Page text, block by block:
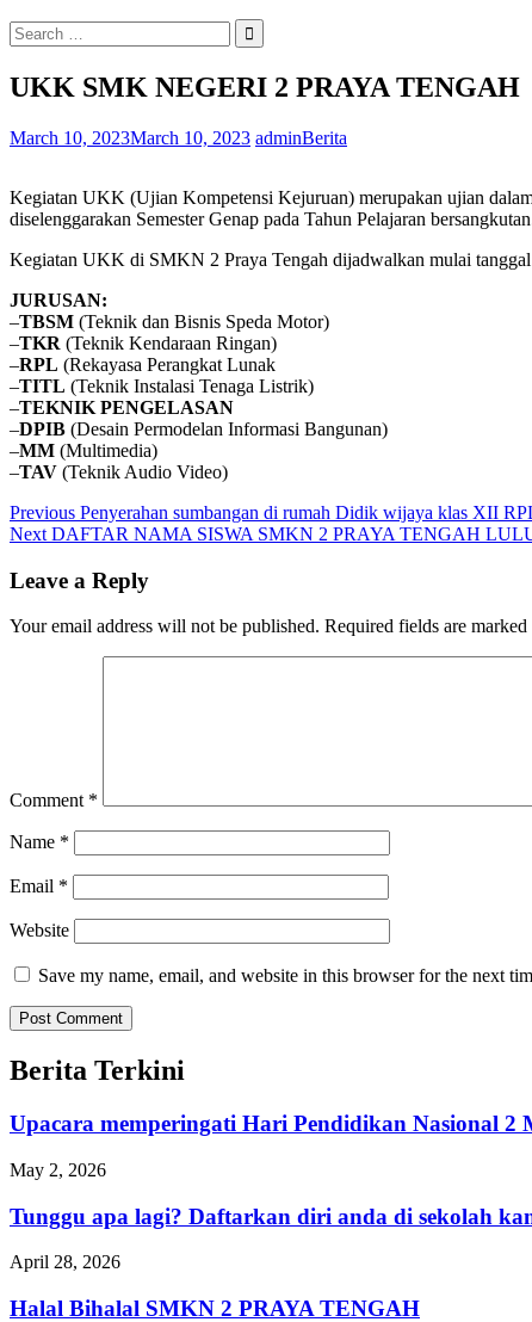
Search
for:
UKK SMK NEGERI 2 PRAYA TENGAH
March 10, 2023March 10, 2023 adminBerita
Kegiatan UKK (Ujian Kompetensi Kejuruan) merupakan ujian
diselenggarakan Semester Genap pada Tahun Pelajaran
Kegiatan UKK di SMKN 2 Praya Tengah dijadwalkan mulai tanggal
JURUSAN:
–TBSM (Teknik dan Bisnis Speda Motor)
–TKR (Teknik Kendaraan Ringan)
–RPL (Rekayasa Perangkat Lunak
–TITL (Teknik Instalasi Tenaga Listrik)
–TEKNIK PENGELASAN
–DPIB (Desain Permodelan Informasi Bangunan)
–MM (Multimedia)
–TAV (Teknik Audio Video)
Post
navigation
Previous Previous
post:
Penyerahan sumbangan di rumah Didik wijaya klas XII
Next Next
DAFTAR NAMA SISWA SMKN 2 PRAYA TENGAH
Leave a Reply
Your email address will not be published. Required fields are marked
Comment *
Name *
Email *
Website
Save my name, email, and website in this browser for the next
Berita Terkini
Upacara memperingati Hari Pendidikan Nasional
May 2, 2026
Tunggu apa lagi? Daftarkan diri anda di sekolah
April 28, 2026
Halal Bihalal SMKN 2 PRAYA TENGAH